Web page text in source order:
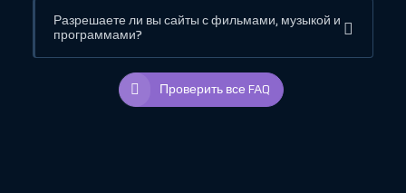
Разрешаете ли вы сайты с фильмами, музыкой и
программами?
Проверить все FAQ